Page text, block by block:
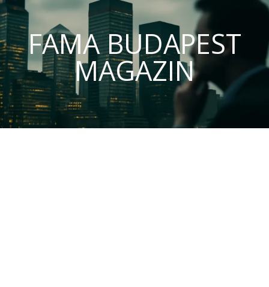
FAMA BUDAPEST
MAGAZIN